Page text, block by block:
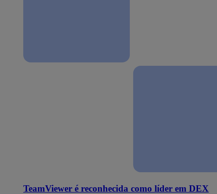
TeamViewer é reconhecida como líder em DEX